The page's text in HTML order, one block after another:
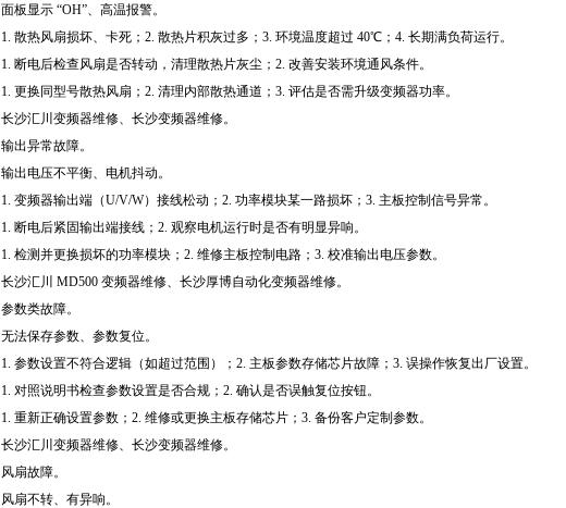
面板显示 “OH”、高温报警。
1. 散热风扇损坏、卡死；2. 散热片积灰过多；3. 环境温度超过 40℃；4. 长期满负荷运行。
1. 断电后检查风扇是否转动，清理散热片灰尘；2. 改善安装环境通风条件。
1. 更换同型号散热风扇；2. 清理内部散热通道；3. 评估是否需升级变频器功率。
长沙汇川变频器维修、长沙变频器维修。
输出异常故障。
输出电压不平衡、电机抖动。
1. 变频器输出端（U/V/W）接线松动；2. 功率模块某一路损坏；3. 主板控制信号异常。
1. 断电后紧固输出端接线；2. 观察电机运行时是否有明显异响。
1. 检测并更换损坏的功率模块；2. 维修主板控制电路；3. 校准输出电压参数。
长沙汇川 MD500 变频器维修、长沙厚博自动化变频器维修。
参数类故障。
无法保存参数、参数复位。
1. 参数设置不符合逻辑（如超过范围）；2. 主板参数存储芯片故障；3. 误操作恢复出厂设置。
1. 对照说明书检查参数设置是否合规；2. 确认是否误触复位按钮。
1. 重新正确设置参数；2. 维修或更换主板存储芯片；3. 备份客户定制参数。
长沙汇川变频器维修、长沙变频器维修。
风扇故障。
风扇不转、有异响。